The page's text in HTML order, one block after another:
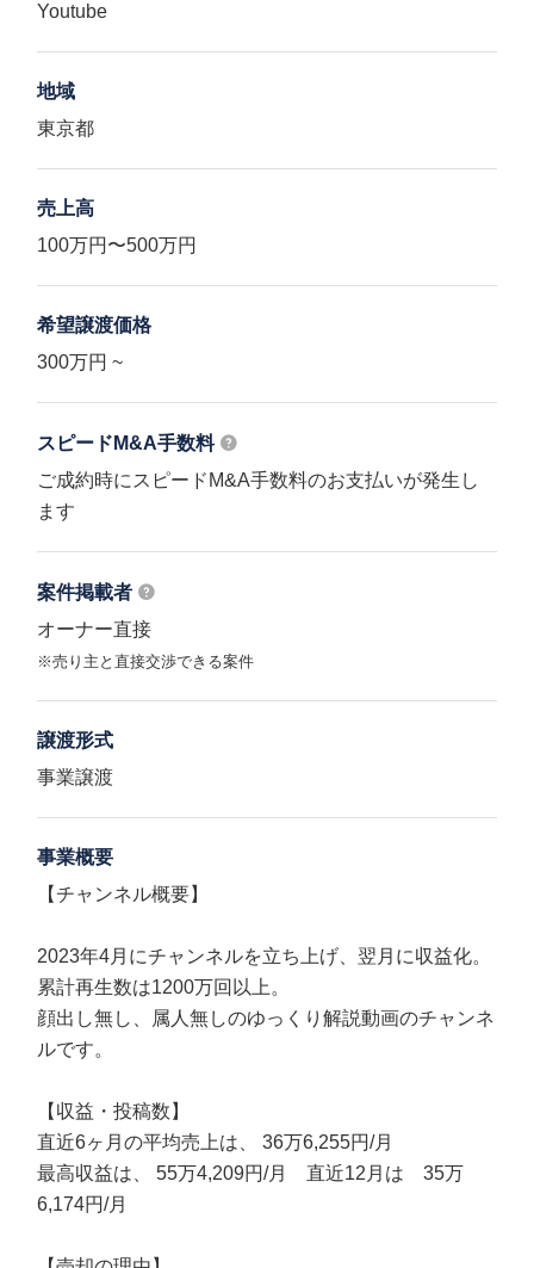
Youtube
地域
東京都
売上高
100万円〜500万円
希望譲渡価格
300万円 ~
スピードM&A手数料
ご成約時にスピードM&A手数料のお支払いが発生し
ます
案件掲載者
オーナー直接
※売り主と直接交渉できる案件
譲渡形式
事業譲渡
事業概要
【チャンネル概要】
2023年4月にチャンネルを立ち上げ、翌月に収益化。
累計再生数は1200万回以上。
顔出し無し、属人無しのゆっくり解説動画のチャンネ
ルです。
【収益・投稿数】
直近6ヶ月の平均売上は、 36万6,255円/月
最高収益は、 55万4,209円/月 直近12月は 35万
6,174円/月